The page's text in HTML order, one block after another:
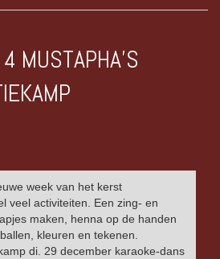
MUSTAPHA’S
week van het kerst
veel activiteiten. Een zing- en
maken, henna op de handen
kleuren en tekenen.
di. 29 december karaoke-dans